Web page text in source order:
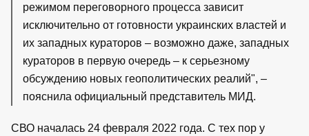
режимом переговорного процесса зависит
исключительно от готовности украинских властей и
их западных кураторов – возможно даже, западных
кураторов в первую очередь – к серьезному
обсуждению новых геополитических реалий", –
пояснила официальный представитель МИД.
СВО началась 24 февраля 2022 года. С тех пор у